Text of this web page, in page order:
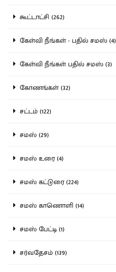
கூட்டாட்சி (262)
கேள்வி நீங்கள் - பதில் சமஸ் (4)
கேள்வி நீங்கள் பதில் சமஸ் (3)
கோணங்கள் (32)
சட்டம் (122)
சமஸ் (29)
சமஸ் உரை (4)
சமஸ் கட்டுரை (224)
சமஸ் காணொளி (14)
சமஸ் பேட்டி (1)
சர்வதேசம் (139)